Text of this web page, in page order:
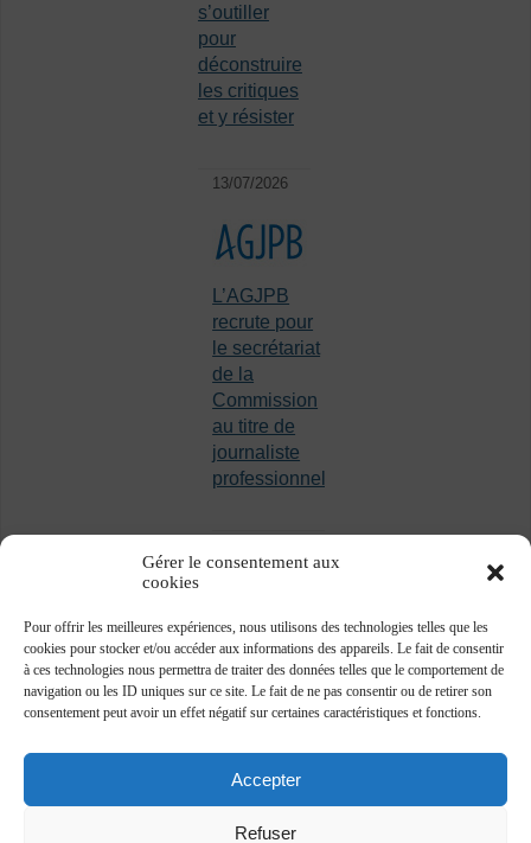
Gérer le consentement aux
cookies
Pour offrir les meilleures expériences, nous utilisons des technologies telles que les
cookies pour stocker et/ou accéder aux informations des appareils. Le fait de consentir
à ces technologies nous permettra de traiter des données telles que le comportement de
navigation ou les ID uniques sur ce site. Le fait de ne pas consentir ou de retirer son
consentement peut avoir un effet négatif sur certaines caractéristiques et fonctions.
Accepter
Refuser
s’outiller
pour
déconstruire
les critiques
et y résister
13/07/2026
L’AGJPB
recrute pour
le secrétariat
de la
Commission
au titre de
journaliste
professionnel